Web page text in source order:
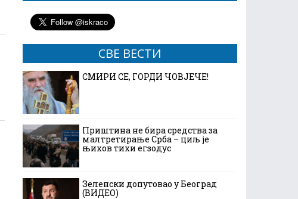
СВЕ ВЕСТИ
СМИРИ СЕ, ГОРДИ ЧОВЈЕЧЕ!
Приштина не бира средства за
малтретирање Срба – циљ је
њихов тихи егзодус
Зеленски допутовао у Београд
(ВИДЕО)